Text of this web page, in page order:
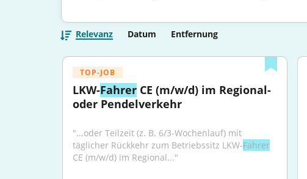
Relevanz Datum Entfernung
TOP-JOB
LKW-Fahrer CE (m/w/d) im Regional-
oder Pendelverkehr
"...oder Teilzeit (z. B. 6/3-Wochenlauf) mit
täglicher Rückkehr zum Betriebssitz LKW-Fahrer
CE (m/w/d) im Regional..."